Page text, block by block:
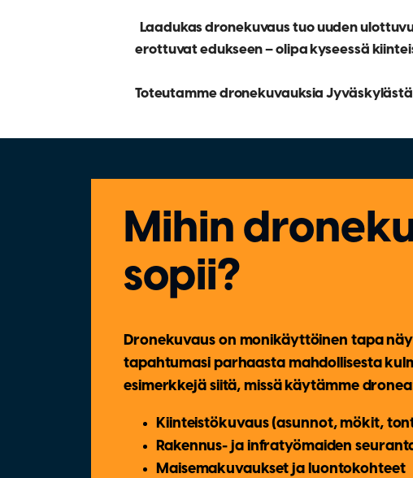
Laadukas dronekuvaus tuo uuden
erottuvat edukseen – olipa kyseessä
Toteutamme dronekuvauksia
Mihin
sopii?
Dronekuvaus on monikäyttöinen tapa
tapahtumasi parhaasta mahdollisesta
esimerkkejä siitä, missä käytämme
Kiinteistökuvaus(asunnot, mökit,
Rakennus- ja infratyömaiden
Maisemakuvaukset ja luontokohteet